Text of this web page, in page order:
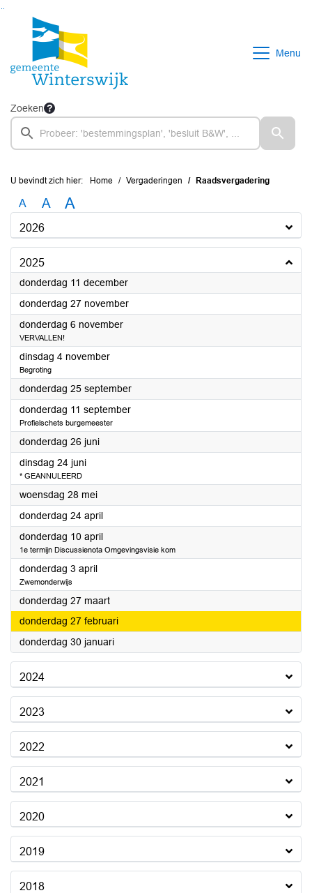
Ga naar de inhoud van deze pagina
Ga naar het zoeken
Ga naar het menu
Menu
Zoeken
U bevindt zich hier: Home Vergaderingen Raadsvergadering
A A A
2026
2025
donderdag 11 december2025
donderdag 27 november2025
donderdag 6 november2025
VERVALLEN!
dinsdag 4 november2025
Begroting
donderdag 25 september2025
donderdag 11 september2025
Profielschets burgemeester
donderdag 26 juni2025
dinsdag 24 juni2025
* GEANNULEERD
woensdag 28 mei2025
donderdag 24 april2025
donderdag 10 april2025
1e termijn Discussienota Omgevingsvisie kom
donderdag 3 april2025
Zwemonderwijs
donderdag 27 maart2025
donderdag 27 februari2025
donderdag 30 januari2025
2024
2023
2022
2021
2020
2019
2018